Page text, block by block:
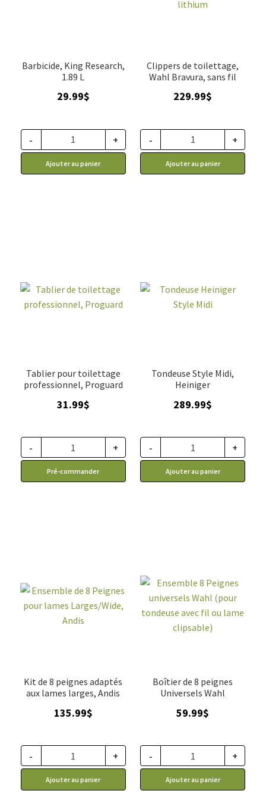
Barbicide, King Research,
1.89 L
29.99$
- +
Ajouter au panier
Clippers de toilettage,
Wahl Bravura, sans fil
229.99$
- +
Ajouter au panier
Tablier pour toilettage
professionnel, Proguard
31.99$
- +
Pré-commander
Tondeuse Style Midi,
Heiniger
289.99$
- +
Ajouter au panier
Kit de 8 peignes adaptés
aux lames larges, Andis
135.99$
- +
Ajouter au panier
Boîtier de 8 peignes
Universels Wahl
59.99$
- +
Ajouter au panier